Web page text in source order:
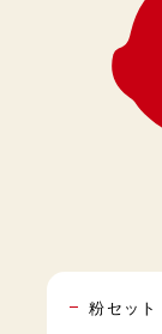
粉セット